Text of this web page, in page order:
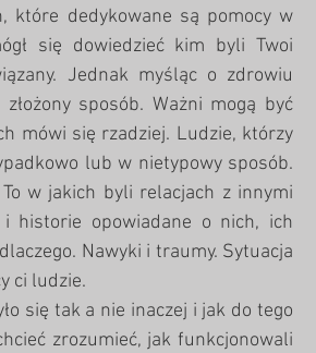
które dedykowane są pomocy w
się dowiedzieć kim byli Twoi
Jednak myśląc o zdrowiu
sposób. Ważni mogą być
mówi się rzadziej. Ludzie, którzy
lub w nietypowy sposób.
w jakich byli relacjach z innymi
historie opowiadane o nich, ich
Nawyki i traumy. Sytuacja
ci ludzie.
się tak a nie inaczej i jak do tego
zrozumieć, jak funkcjonowali